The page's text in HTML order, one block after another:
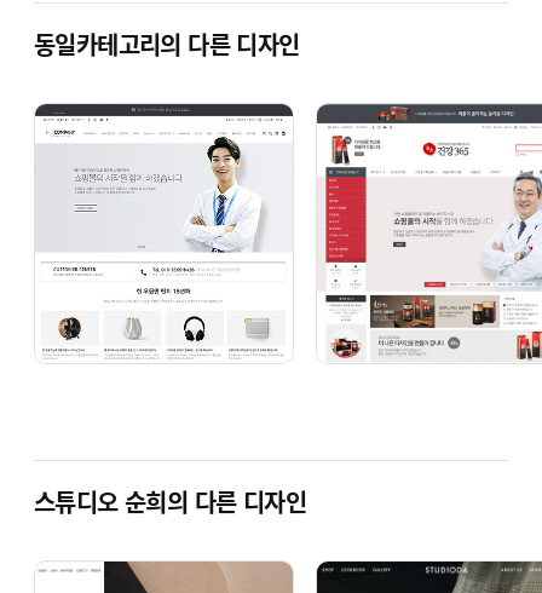
동일카테고리의 다른 디자인
스튜디오 순희의 다른 디자인